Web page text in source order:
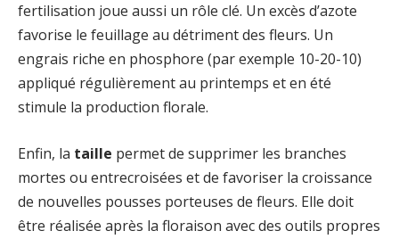
fertilisation joue aussi un rôle clé. Un excès d’azote
favorise le feuillage au détriment des fleurs. Un
engrais riche en phosphore (par exemple 10-20-10)
appliqué régulièrement au printemps et en été
stimule la production florale.
Enfin, la taille permet de supprimer les branches
mortes ou entrecroisées et de favoriser la croissance
de nouvelles pousses porteuses de fleurs. Elle doit
être réalisée après la floraison avec des outils propres